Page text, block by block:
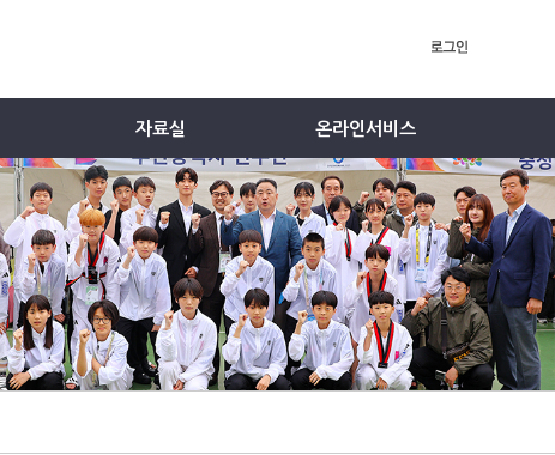
자료실 온라인서비스